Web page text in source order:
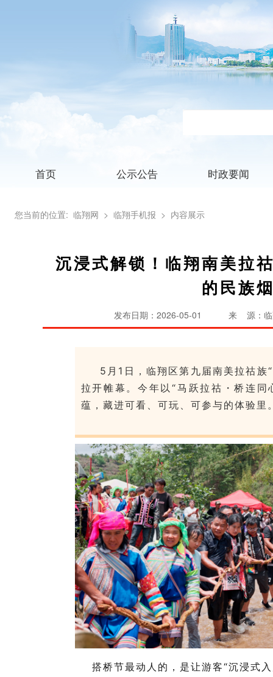
首页 公示公告 时政要闻
您当前的位置: 临翔网 > 临翔手机报 > 内容展示
沉浸式解锁！临翔南美拉
的民族
发布日期：2026-05-01 来 源：临
5月1日，临翔区第九届南美拉祜族
拉开帷幕。今年以“马跃拉祜・桥连
蕴，藏进可看、可玩、可参与的体验里
搭桥节最动人的，是让游客“沉浸式